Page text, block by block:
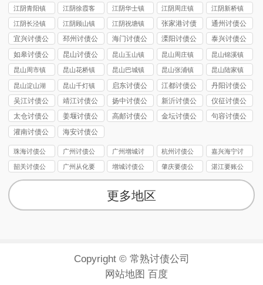
讨债公司
镇讨债公司
司
讨债公司
讨债公司
江阴青阳镇
讨债公司
江阴徐霞客
镇讨债公司
江阴华士镇
讨债公司
江阴周庄镇
讨债公司
江阴新桥镇
讨债公司
江阴长泾镇
讨债公司
江阴顾山镇
讨债公司
江阴祝塘镇
讨债公司
张家港讨债
公司
通州讨债公
司
宜兴讨债公
司
邳州讨债公
司
海门讨债公
司
溧阳讨债公
司
泰兴讨债公
司
如皋讨债公
司
昆山讨债公
司
昆山玉山镇
讨债公司
昆山周庄镇
讨债公司
昆山锦溪镇
讨债公司
昆山周市镇
讨债公司
昆山花桥镇
讨债公司
昆山巴城镇
讨债公司
昆山张浦镇
讨债公司
昆山陆家镇
讨债公司
昆山淀山湖
镇讨债公司
昆山千灯镇
讨债公司
启东讨债公
司
江都讨债公
司
丹阳讨债公
司
吴江讨债公
司
靖江讨债公
司
扬中讨债公
司
新沂讨债公
司
仪征讨债公
司
太仓讨债公
司
姜堰讨债公
司
高邮讨债公
金坛讨债公
句容讨债公
灌南讨债公
司
海安讨债公
司
珠海讨债公
司
广州讨债公
司
广州增城讨
债公司
杭州讨债公
司
嘉兴海宁讨
债要账
韶关讨债公
司
广州从化要
债公司
增城讨债公
司
肇庆要债公
司
湛江要账公
司
更多地区
Copyright © 常熟讨债公司
网站地图 百度